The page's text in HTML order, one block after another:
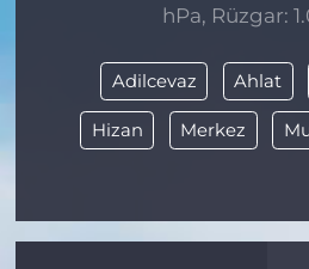
hPa, Rüzgar:
Adilcevaz Ahlat
Hizan Merkez